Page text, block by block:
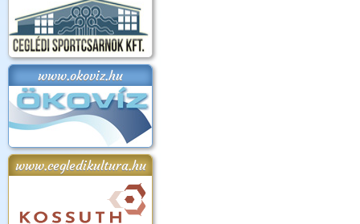
www.okoviz.hu
www.cegledikultura.hu